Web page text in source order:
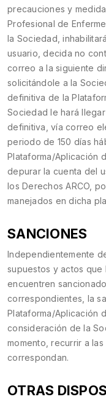
precauciones y
Profesional de
la Sociedad,
usuario, decida no
correo a la siguiente
solicitándole a la
definitiva de la
Sociedad le hará
definitiva, vía correo
periodo de 150 días
Plataforma/Aplicación
depurar la cuenta del
los Derechos ARCO,
manejados en dicha
SANCIONES
Independientemente
supuestos y actos que
encuentren
correspondientes, la
Plataforma/Aplicación
consideración de la
momento, recurrir a
correspondan.
OTRAS